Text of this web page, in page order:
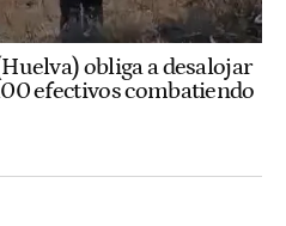
obliga a desalojar
efectivos combatiendo